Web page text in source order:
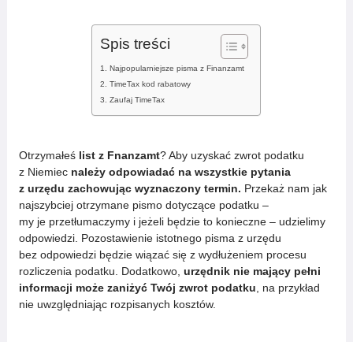
Spis treści
Najpopularniejsze pisma z Finanzamt
TimeTax kod rabatowy
Zaufaj TimeTax
Otrzymałeś list z Fnanzamt? Aby uzyskać zwrot podatku
z Niemiec należy odpowiadać na wszystkie pytania
z urzędu zachowując wyznaczony termin. Przekaż nam jak
najszybciej otrzymane pismo dotyczące podatku –
my je przetłumaczymy i jeżeli będzie to konieczne – udzielimy
odpowiedzi. Pozostawienie istotnego pisma z urzędu
bez odpowiedzi będzie wiązać się z wydłużeniem procesu
rozliczenia podatku. Dodatkowo, urzędnik nie mający pełni
informacji może zaniżyć Twój zwrot podatku , na przykład
nie uwzględniając rozpisanych kosztów.